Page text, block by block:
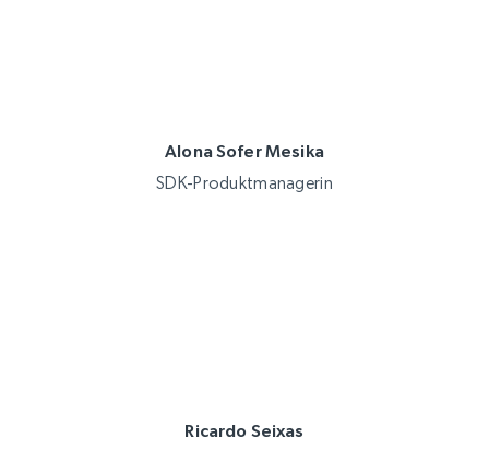
Alona Sofer Mesika
SDK-Produktmanagerin
Ricardo Seixas